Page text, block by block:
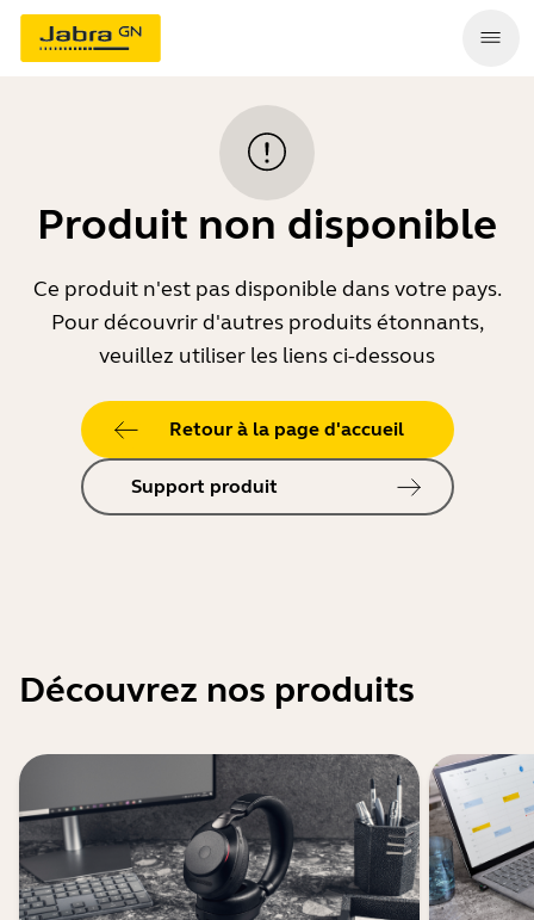
Produit non disponible
Ce produit n'est pas disponible dans votre pays.
Pour découvrir d'autres produits étonnants,
veuillez utiliser les liens ci-dessous
Retour à la page d'accueil
Support produit
Découvrez nos produits